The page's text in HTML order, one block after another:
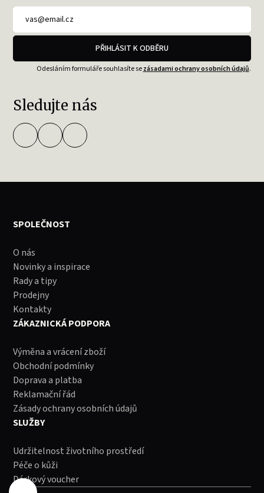
PŘIHLÁSIT K ODBĚRU
Odesláním formuláře souhlasíte sezásadami ochrany osobních údajů.
Sledujte nás
SPOLEČNOST
O nás
Novinky a inspirace
Rady a tipy
Prodejny
Kontakty
ZÁKAZNICKÁ PODPORA
Výměna a vrácení zboží
Obchodní podmínky
Doprava a platba
Reklamační řád
Zásady ochrany osobních údajů
SLUŽBY
Udržitelnost životního prostředí
Péče o kůži
Dárkový voucher